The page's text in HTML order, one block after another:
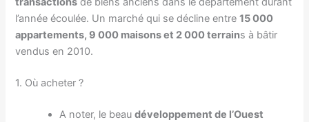
l’année écoulée. Un marché qui se décline entre15 000
appartements, 9 000 maisons et 2 000 terrains à bâtir
vendus en 2010.
1. Où acheter ?
A noter, le beaudéveloppement de l’Ouest